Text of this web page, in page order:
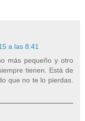
a las 8:41
más pequeño y otro
tienen. Está de
que no te lo pierdas.